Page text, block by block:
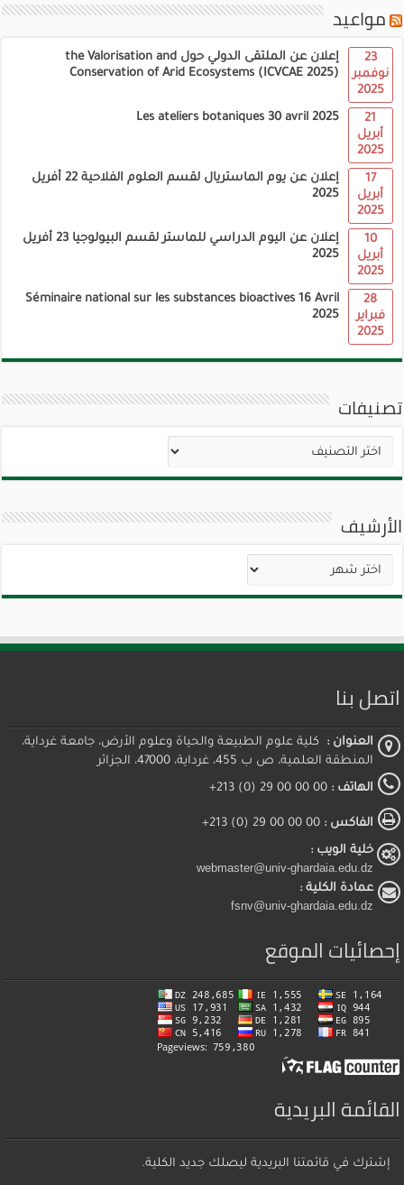
مواعيد
إعلان عن الملتقى الدولي حول the Valorisation and
Conservation of Arid Ecosystems (ICVCAE 2025)
23
نوفمبر
2025
Les ateliers botaniques 30 avril 2025
21
أبريل
2025
إعلان عن يوم الماستريال لقسم العلوم الفلاحية 22 أفريل
2025
17
أبريل
2025
إعلان عن اليوم الدراسي للماستر لقسم البيولوجيا 23 أفريل
2025
10
أبريل
2025
Séminaire national sur les substances bioactives 16 Avril
2025
28
فبراير
2025
تصنيفات
تصنيفات
الأرشيف
الأرشيف
اتصل بنا
العنوان : كلية علوم الطبيعة والحياة وعلوم الأرض، جامعة غرداية،
المنطقة العلمية، ص ب 455، غرداية، 47000، الجزائر
الهاتف : 00 00 00 29 (0) 213+
الفاكس : 00 00 00 29 (0) 213+
خلية الويب :
webmaster@univ-ghardaia.edu.dz
عمادة الكلية :
fsnv@univ-ghardaia.edu.dz
إحصائيات الموقع
القائمة البريدية
إشترك في قائمتنا البريدية ليصلك جديد الكلية.